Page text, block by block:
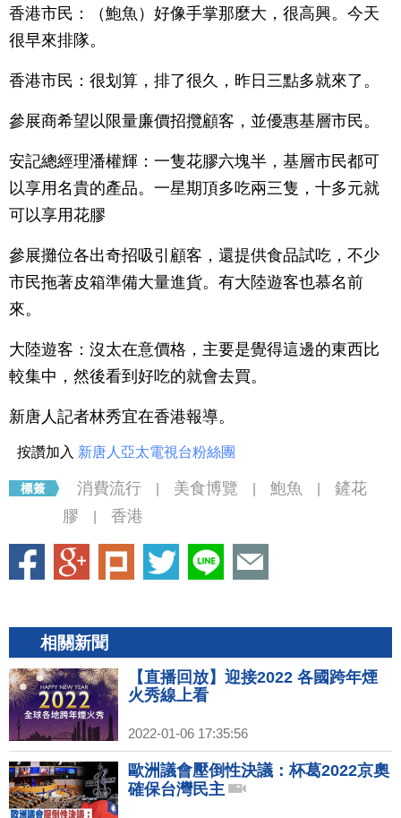
香港市民：（鮑魚）好像手掌那麼大，很高興。今天
很早來排隊。
香港市民：很划算，排了很久，昨日三點多就來了。
參展商希望以限量廉價招攬顧客，並優惠基層市民。
安記總經理潘權輝：一隻花膠六塊半，基層市民都可
以享用名貴的產品。一星期頂多吃兩三隻，十多元就
可以享用花膠
參展攤位各出奇招吸引顧客，還提供食品試吃，不少
市民拖著皮箱準備大量進貨。有大陸遊客也慕名前
來。
大陸遊客：沒太在意價格，主要是覺得這邊的東西比
較集中，然後看到好吃的就會去買。
新唐人記者林秀宜在香港報導。
按讚加入 新唐人亞太電視台粉絲團
消費流行 美食博覽 鮑魚
鏟花
膠
香港
相關新聞
【直播回放】迎接2022 各國跨年煙
火秀線上看
2022-01-06 17:35:56
歐洲議會壓倒性決議：杯葛2022京奧
確保台灣民主